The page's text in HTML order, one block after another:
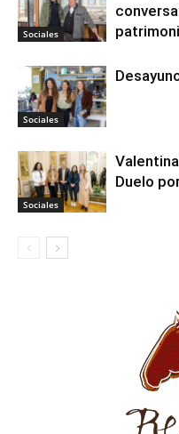
Sociales
Sociales
Sociales
Duelo